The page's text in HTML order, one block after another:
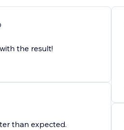
the result!
than expected.